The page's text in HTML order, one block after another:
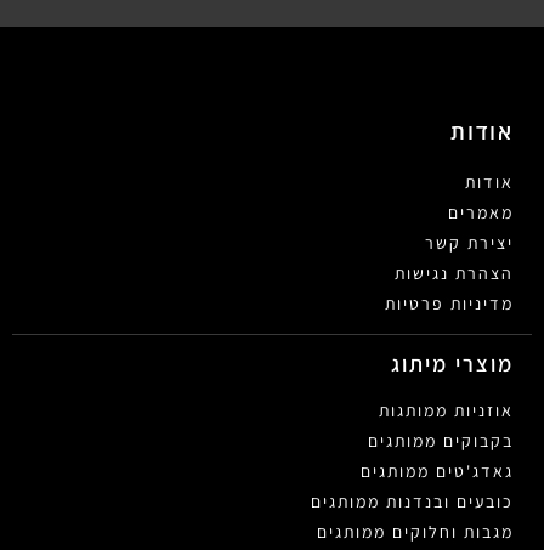
אודות
אודות
מאמרים
יצירת קשר
הצהרת נגישות
מדיניות פרטיות
מוצרי מיתוג
אוזניות ממותגות
בקבוקים ממותגים
גאדג'טים ממותגים
כובעים ובנדנות ממותגים
מגבות וחלוקים ממותגים